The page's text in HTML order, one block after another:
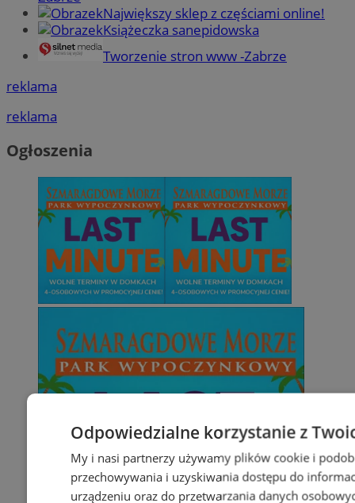
Największy sklep z częściami online!
Książeczka sanepidowska
Tworzenie stron www -Zabrze
reklama
reklama
Ogłoszenia
Odpowiedzialne korzystanie z
My i nasi partnerzy używamy plików cookie i
przechowywania i uzyskiwania dostępu do
urządzeniu oraz do przetwarzania danych